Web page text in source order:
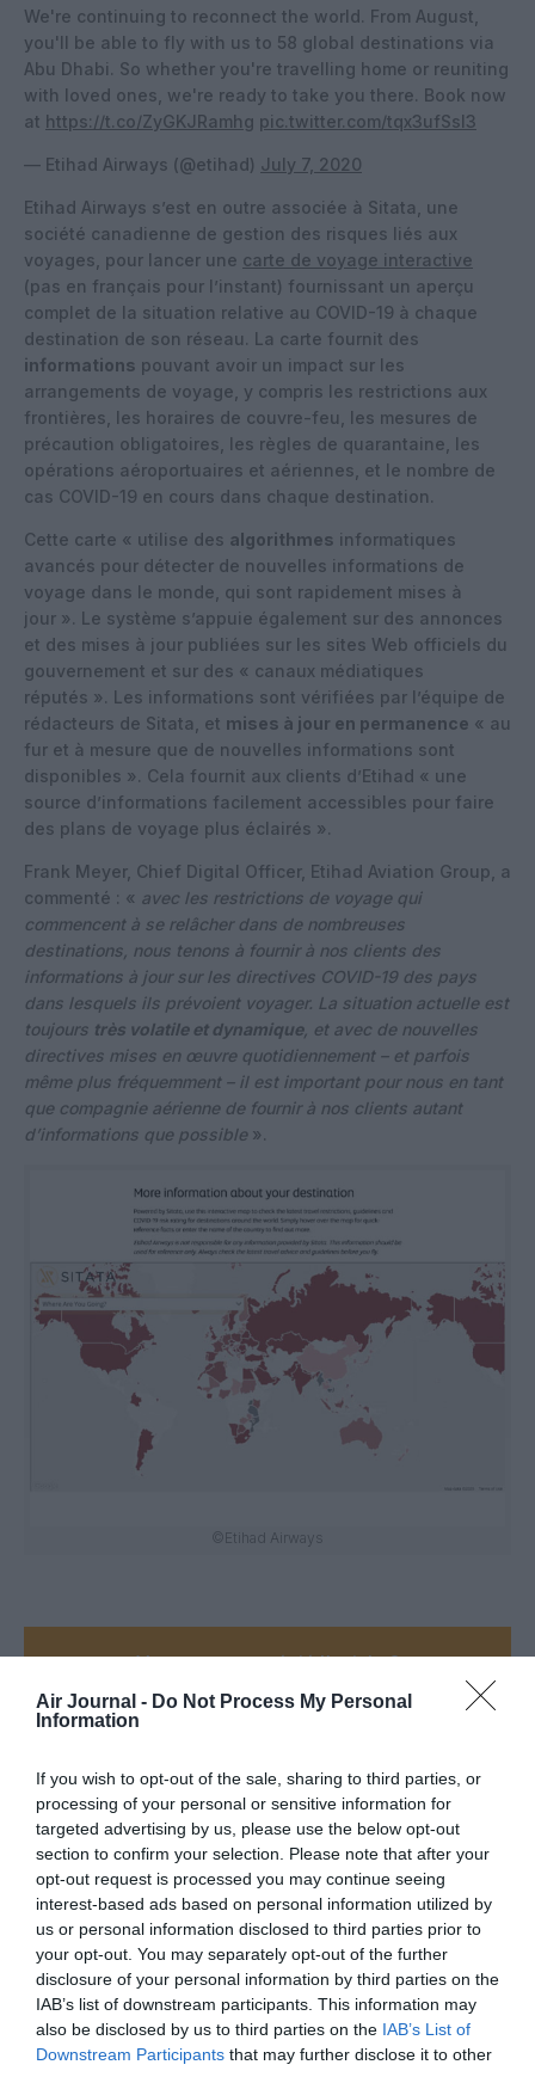
Air Journal - Do Not Process My Personal
Information
If you wish to opt-out of the sale, sharing to third parties, or
processing of your personal or sensitive information for
targeted advertising by us, please use the below opt-out
section to confirm your selection. Please note that after your
opt-out request is processed you may continue seeing
interest-based ads based on personal information utilized by
us or personal information disclosed to third parties prior to
your opt-out. You may separately opt-out of the further
disclosure of your personal information by third parties on the
IAB’s list of downstream participants. This information may
also be disclosed by us to third parties on the IAB’s List of
Downstream Participants that may further disclose it to other
We're continuing to reconnect the world. From August,
you'll be able to fly with us to 58 global destinations via
Abu Dhabi. So whether you're travelling home or reuniting
with loved ones, we're ready to take you there. Book now
at https://t.co/ZyGKJRamhg pic.twitter.com/tqx3ufSsl3
— Etihad Airways (@etihad) July 7, 2020
Etihad Airways s’est en outre associée à Sitata, une
société canadienne de gestion des risques liés aux
voyages, pour lancer une carte de voyage interactive
(pas en français pour l’instant) fournissant un aperçu
complet de la situation relative au COVID-19 à chaque
destination de son réseau. La carte fournit des
informations pouvant avoir un impact sur les
arrangements de voyage, y compris les restrictions aux
frontières, les horaires de couvre-feu, les mesures de
précaution obligatoires, les règles de quarantaine, les
opérations aéroportuaires et aériennes, et le nombre de
cas COVID-19 en cours dans chaque destination.
Cette carte « utilise des algorithmes informatiques
avancés pour détecter de nouvelles informations de
voyage dans le monde, qui sont rapidement mises à
jour ». Le système s’appuie également sur des annonces
et des mises à jour publiées sur les sites Web officiels du
gouvernement et sur des « canaux médiatiques
réputés ». Les informations sont vérifiées par l’équipe de
rédacteurs de Sitata, et mises à jour en permanence « au
fur et à mesure que de nouvelles informations sont
disponibles ». Cela fournit aux clients d’Etihad « une
source d’informations facilement accessibles pour faire
des plans de voyage plus éclairés ».
Frank Meyer, Chief Digital Officer, Etihad Aviation Group, a
commenté : « avec les restrictions de voyage qui
commencent à se relâcher dans de nombreuses
destinations, nous tenons à fournir à nos clients des
informations à jour sur les directives COVID-19 des pays
dans lesquels ils prévoient voyager. La situation actuelle est
toujours très volatile et dynamique, et avec de nouvelles
directives mises en œuvre quotidiennement – et parfois
même plus fréquemment – il est important pour nous en tant
que compagnie aérienne de fournir à nos clients autant
d’informations que possible ».
©Etihad Airways
Vous avez apprécié l’article ?
PARTAGER L'ARTICLE
FacebookTwitterPinterestLinkedInEmail Print